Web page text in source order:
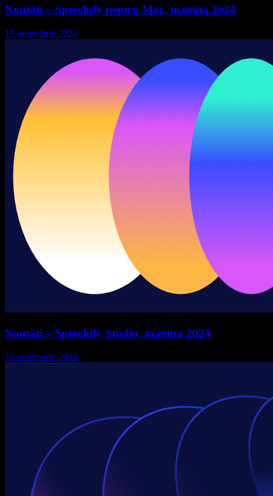
Noutăți – Speechify pentru Mac, toamna 2024
19 noiembrie 2024
Noutăți – Speechify Studio, toamna 2024
19 noiembrie 2024